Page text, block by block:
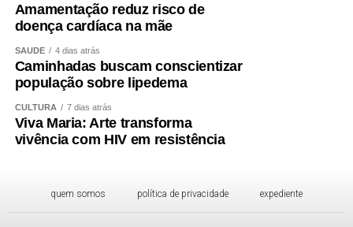
Amamentação reduz risco de
doença cardíaca na mãe
SAÚDE 4 dias atrás
Caminhadas buscam conscientizar
população sobre lipedema
CULTURA 7 dias atrás
Viva Maria: Arte transforma
vivência com HIV em resistência
quem somos política de privacidade expediente